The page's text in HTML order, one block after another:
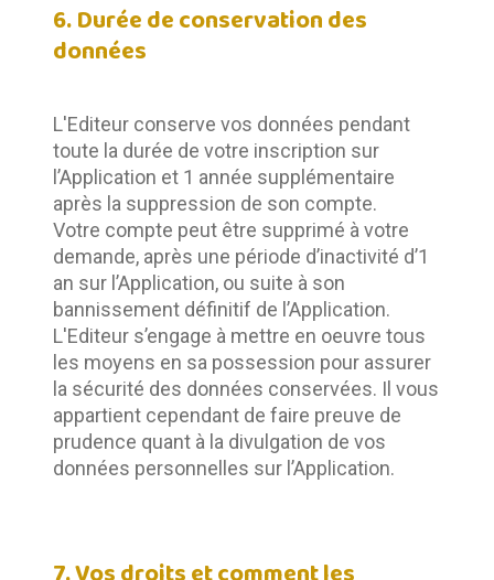
6. Durée de conservation des
données
L'Editeur conserve vos données pendant
toute la durée de votre inscription sur
l’Application et 1 année supplémentaire
Votre compte peut être supprimé à votre
demande, après une période d’inactivité d’1
an sur l’Application, ou suite à son
L'Editeur s’engage à mettre en oeuvre tous
les moyens en sa possession pour assurer
la sécurité des données conservées. Il vous
appartient cependant de faire preuve de
prudence quant à la divulgation de vos
données personnelles sur l’Application.